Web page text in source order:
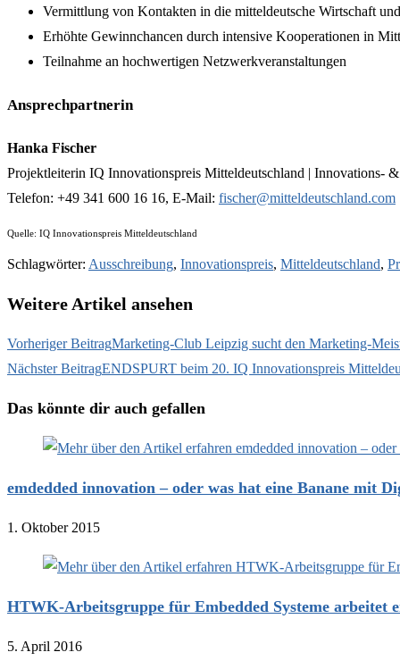
Vermittlung von Kontakten in die mitteldeutsche Wirtschaft
Erhöhte Gewinnchancen durch intensive Kooperationen in
Teilnahme an hochwertigen Netzwerkveranstaltungen
Ansprechpartnerin
Hanka Fischer
Projektleiterin IQ Innovationspreis Mitteldeutschland | Innovations-
Telefon: +49 341 600 16 16, E-Mail: fischer@mitteldeutschland.com
Quelle: IQ Innovationspreis Mitteldeutschland
Schlagwörter: Ausschreibung, Innovationspreis, Mitteldeutschland,
Weitere Artikel ansehen
Vorheriger BeitragMarketing-Club Leipzig sucht den Marketing-
Nächster BeitragENDSPURT beim 20. IQ Innovationspreis
Das könnte dir auch gefallen
emdedded innovation – oder was hat eine Banane mit
1. Oktober 2015
HTWK-Arbeitsgruppe für Embedded Systeme arbeitet
5. April 2016